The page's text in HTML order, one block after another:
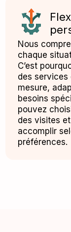
Nous
chaque
C’est
des services
mesure,
besoins
pouvez
des visites
accomplir
préférences.